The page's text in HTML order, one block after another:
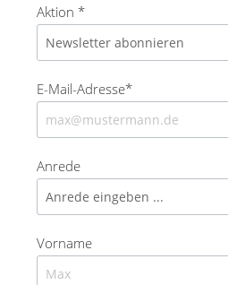
Aktion *
E-Mail-Adresse*
Anrede
Vorname